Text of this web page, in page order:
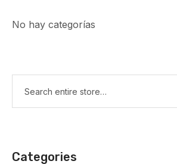
No hay categorías
Categories